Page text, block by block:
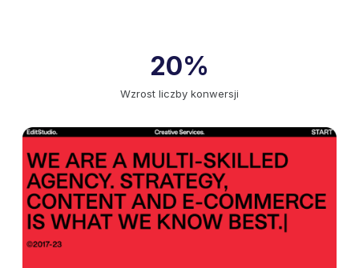
20%
Wzrost liczby konwersji